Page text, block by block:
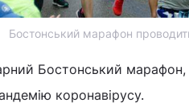
Бостонський марафон
Бостонський
коронавірусу.